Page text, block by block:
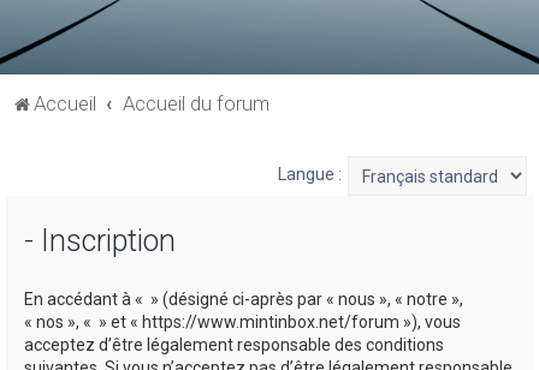
Accueil Accueil du forum
Langue :
- Inscription
En accédant à « » (désigné ci-après par « nous », « notre »,
« nos », « » et « https://www.mintinbox.net/forum »), vous
acceptez d’être légalement responsable des conditions